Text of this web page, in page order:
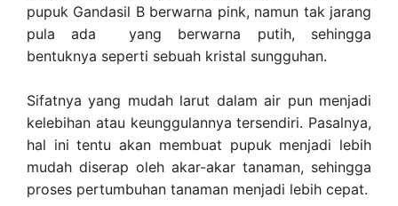
pupuk Gandasil B berwarna pink, namun tak jarang
pula ada yang berwarna putih, sehingga
bentuknya seperti sebuah kristal sungguhan.
Sifatnya yang mudah larut dalam air pun menjadi
kelebihan atau keunggulannya tersendiri. Pasalnya,
hal ini tentu akan membuat pupuk menjadi lebih
mudah diserap oleh akar-akar tanaman, sehingga
proses pertumbuhan tanaman menjadi lebih cepat.